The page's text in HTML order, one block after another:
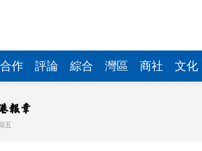
作 評論 綜合 灣區 商社 文化
五